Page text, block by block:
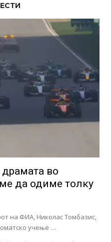
во
да одиме толку
на ФИА, Николас Томбазис,
учење …